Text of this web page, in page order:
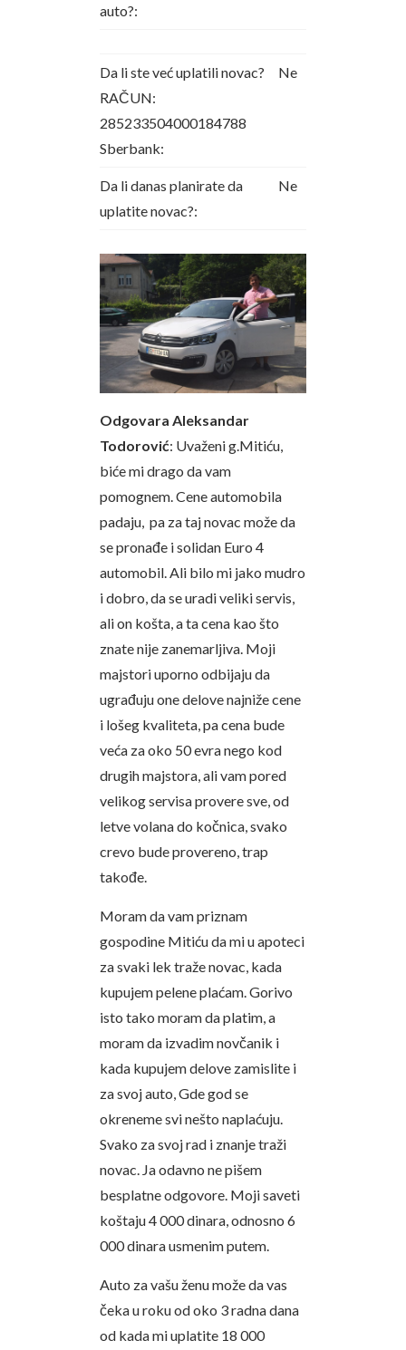
auto?:
Da li ste već uplatili novac?
RAČUN:
285233504000184788
Sberbank:
Ne
Da li danas planirate da
uplatite novac?:
Ne
Odgovara Aleksandar
Todorović: Uvaženi g.Mitiću,
biće mi drago da vam
pomognem. Cene automobila
padaju, pa za taj novac može da
se pronađe i solidan Euro 4
automobil. Ali bilo mi jako mudro
i dobro, da se uradi veliki servis,
ali on košta, a ta cena kao što
znate nije zanemarljiva. Moji
majstori uporno odbijaju da
ugrađuju one delove najniže cene
i lošeg kvaliteta, pa cena bude
veća za oko 50 evra nego kod
drugih majstora, ali vam pored
velikog servisa provere sve, od
letve volana do kočnica, svako
crevo bude provereno, trap
takođe.
Moram da vam priznam
gospodine Mitiću da mi u apoteci
za svaki lek traže novac, kada
kupujem pelene plaćam. Gorivo
isto tako moram da platim, a
moram da izvadim novčanik i
kada kupujem delove zamislite i
za svoj auto, Gde god se
okreneme svi nešto naplaćuju.
Svako za svoj rad i znanje traži
novac. Ja odavno ne pišem
besplatne odgovore. Moji saveti
koštaju 4 000 dinara, odnosno 6
000 dinara usmenim putem.
Auto za vašu ženu može da vas
čeka u roku od oko 3 radna dana
od kada mi uplatite 18 000